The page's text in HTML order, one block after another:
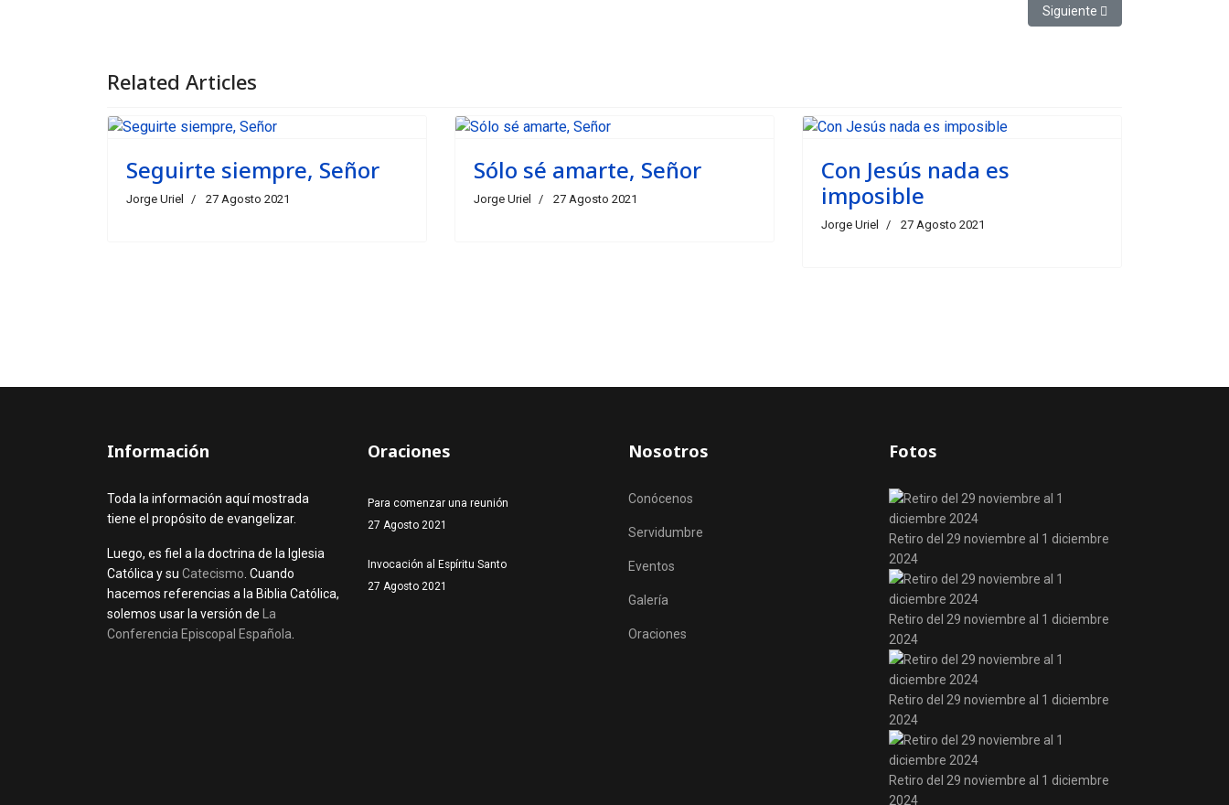
Artículo siguiente: Invocación al
Siguiente
Related Articles
Seguirte siempre, Señor
Jorge Uriel 27 Agosto 2021
Sólo sé amarte, Señor
Jorge Uriel 27 Agosto 2021
Con Jesús nada es
imposible
Jorge Uriel 27 Agosto 2021
Información
Toda la información aquí mostrada
tiene el propósito de evangelizar.
Luego, es fiel a la doctrina de la Iglesia
Católica y su Catecismo . Cuando
hacemos referencias a la Biblia Católica,
solemos usar la versión de
La
Conferencia Episcopal Española
Oraciones
Para comenzar una reunión
27 Agosto 2021
Invocación al Espíritu Santo
27 Agosto 2021
Nosotros
Conócenos
Servidumbre
Eventos
Galería
Oraciones
Fotos
Retiro del 29 noviembre al 1 diciembre
2024
Retiro del 29 noviembre al 1 diciembre
2024
Retiro del 29 noviembre al 1 diciembre
2024
Retiro del 29 noviembre al 1 diciembre
2024